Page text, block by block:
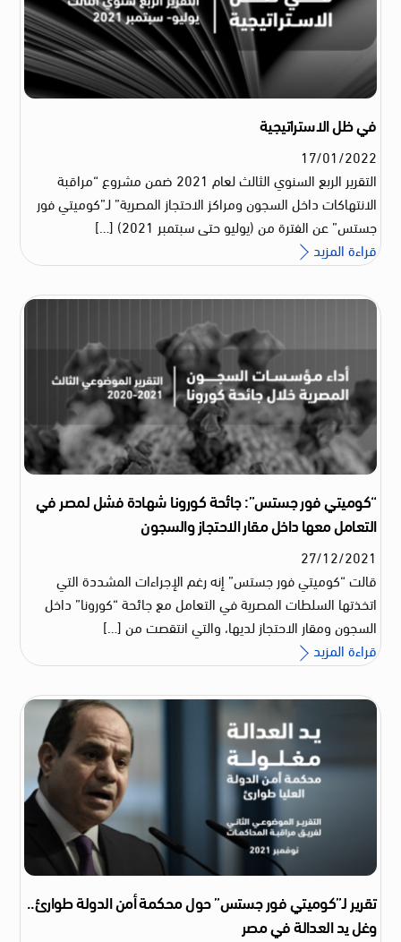
في ظل الاستراتيجية
17/01/2022
التقرير الربع السنوي الثالث لعام 2021 ضمن مشروع “مراقبة
الانتهاكات داخل السجون ومراكز الاحتجاز المصرية” لـ”كوميتي فور
جستس” عن الفترة من (يوليو حتى سبتمبر 2021) […]
قراءة المزيد
“كوميتي فور جستس”: جائحة كورونا شهادة فشل لمصر في
التعامل معها داخل مقار الاحتجاز والسجون
27/12/2021
قالت “كوميتي فور جستس” إنه رغم الإجراءات المشددة التي
اتخذتها السلطات المصرية في التعامل مع جائحة “كورونا” داخل
السجون ومقار الاحتجاز لديها، والتي انتقصت من […]
قراءة المزيد
تقرير لـ”كوميتي فور جستس” حول محكمة أمن الدولة طوارئ..
وغل يد العدالة في مصر